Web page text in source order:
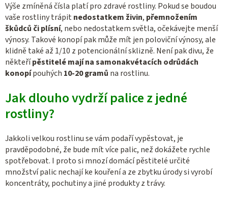
Výše zmíněná čísla platí pro zdravé rostliny. Pokud se boudou
vaše rostliny trápit nedostatkem živin, přemnožením
škůdců či plísní, nebo nedostatkem světla, očekávejte menší
výnosy. Takové konopí pak může mít jen poloviční výnosy, ale
klidně také až 1/10 z potencionální sklizně. Není pak divu, že
někteřípěstitelé mají na samonakvétacích odrůdách
konopípouhých 10-20 gramů na rostlinu.
Jak dlouho vydrží palice z jedné
rostliny?
Jakkoli velkou rostlinu se vám podaří vypěstovat, je
pravděpodobné, že bude mít více palic, než dokážete rychle
spotřebovat. I proto si mnozí domácí pěstitelé určité
množství palic nechají ke kouření a ze zbytku úrody si vyrobí
koncentráty, pochutiny a jiné produkty z trávy.